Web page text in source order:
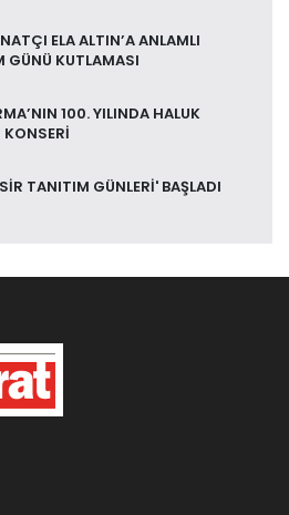
ELA ALTIN’A ANLAMLI
GÜNÜ KUTLAMASI
100. YILINDA HALUK
KONSERİ
TANITIM GÜNLERİ' BAŞLADI